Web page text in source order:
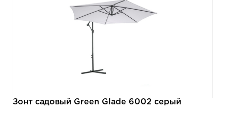
Зонт садовый Green Glade 6002 серый